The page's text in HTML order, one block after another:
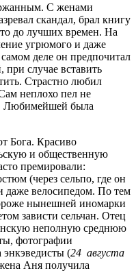
С женами
скандал, брал книгу
до лучших времен. На
угрюмого и даже
деле он предпочитал
случае вставить
Страстно любил
неплохо пел не
Любимейшей была
Бога. Красиво
и общественную
премировали:
(через сельпо, где он
даже велосипедом. По тем
нынешней иномарки
зависти сельчан. Отец
неполную среднюю
фотографии
энкэведисты (24 августа
Аня получила